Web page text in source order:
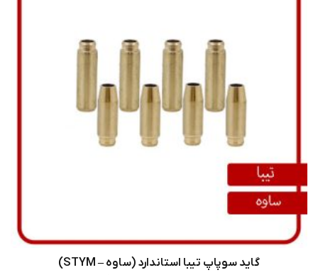
اطلاعات بیشتر
گاید سوپاپ تیبا استاندارد (ساوه – STYM)